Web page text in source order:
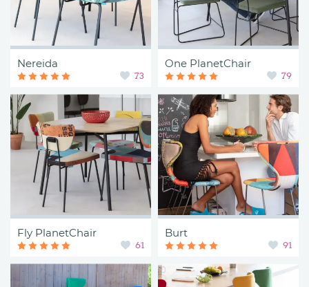
Nereida
73
One PlanetChair
79
Fly PlanetChair
61
Burt
91